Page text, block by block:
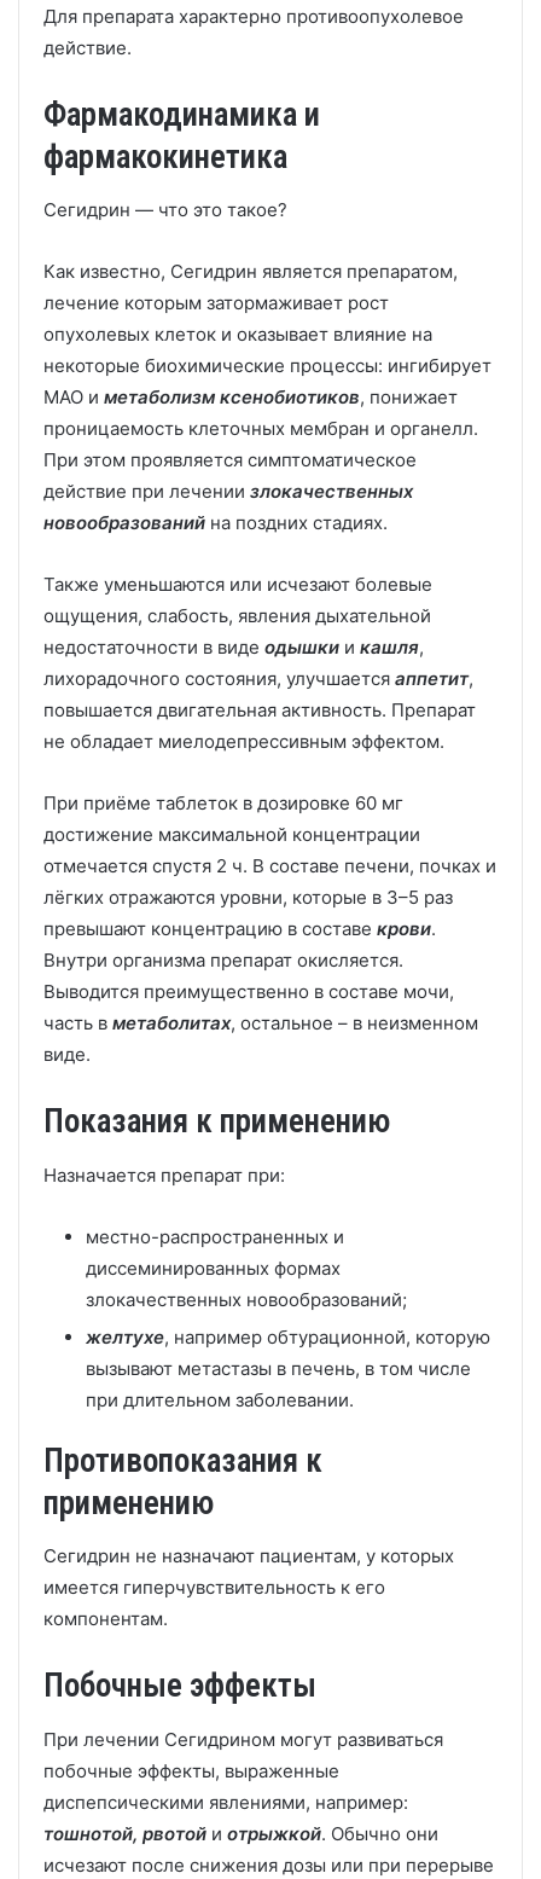
Для препарата характерно противоопухолевое
действие.
Фармакодинамика и
фармакокинетика
Сегидрин — что это такое?
Как известно, Сегидрин является препаратом,
лечение которым затормаживает рост
опухолевых клеток и оказывает влияние на
некоторые биохимические процессы: ингибирует
МАО и метаболизм ксенобиотиков, понижает
проницаемость клеточных мембран и органелл.
При этом проявляется симптоматическое
действие при лечении злокачественных
новообразований на поздних стадиях.
Также уменьшаются или исчезают болевые
ощущения, слабость, явления дыхательной
недостаточности в виде одышки и кашля,
лихорадочного состояния, улучшается аппетит,
повышается двигательная активность. Препарат
не обладает миелодепрессивным эффектом.
При приёме таблеток в дозировке 60 мг
достижение максимальной концентрации
отмечается спустя 2 ч. В составе печени, почках и
лёгких отражаются уровни, которые в 3–5 раз
превышают концентрацию в составе крови.
Внутри организма препарат окисляется.
Выводится преимущественно в составе мочи,
часть в метаболитах, остальное – в неизменном
виде.
Показания к применению
Назначается препарат при:
местно-распространенных и
диссеминированных формах
злокачественных новообразований;
желтухе, например обтурационной, которую
вызывают метастазы в печень, в том числе
при длительном заболевании.
Противопоказания к
применению
Сегидрин не назначают пациентам, у которых
имеется гиперчувствительность к его
компонентам.
Побочные эффекты
При лечении Сегидрином могут развиваться
побочные эффекты, выраженные
диспепсическими явлениями, например:
тошнотой, рвотой и отрыжкой. Обычно они
исчезают после снижения дозы или при перерыве